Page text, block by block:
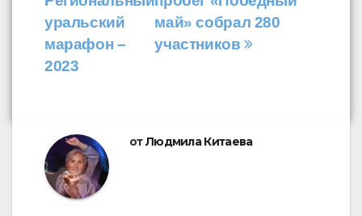
по
записям
май» собрал 280
участников
уральский
марафон –
2023
отЛюдмила Китаева